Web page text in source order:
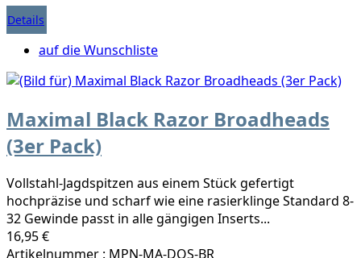
Details
auf die Wunschliste
Maximal Black Razor Broadheads
(3er Pack)
Vollstahl-Jagdspitzen aus einem Stück gefertigt
hochpräzise und scharf wie eine rasierklinge Standard 8-
32 Gewinde passt in alle gängigen Inserts...
16,95 €
Artikelnummer : MPN-MA-DOS-BR